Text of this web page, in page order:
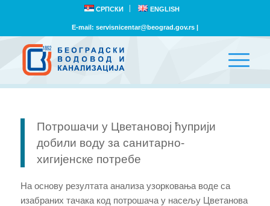
СРПСКИ ENGLISH
E-mail: servisnicentar@beograd.gov.rs|
Потрошачи у Цветановој ћуприји
добили воду за санитарно-
хигијенске потребе
На основу резултата анализа узорковања воде са
изабраних тачака код потрошачау насељу Цветанова